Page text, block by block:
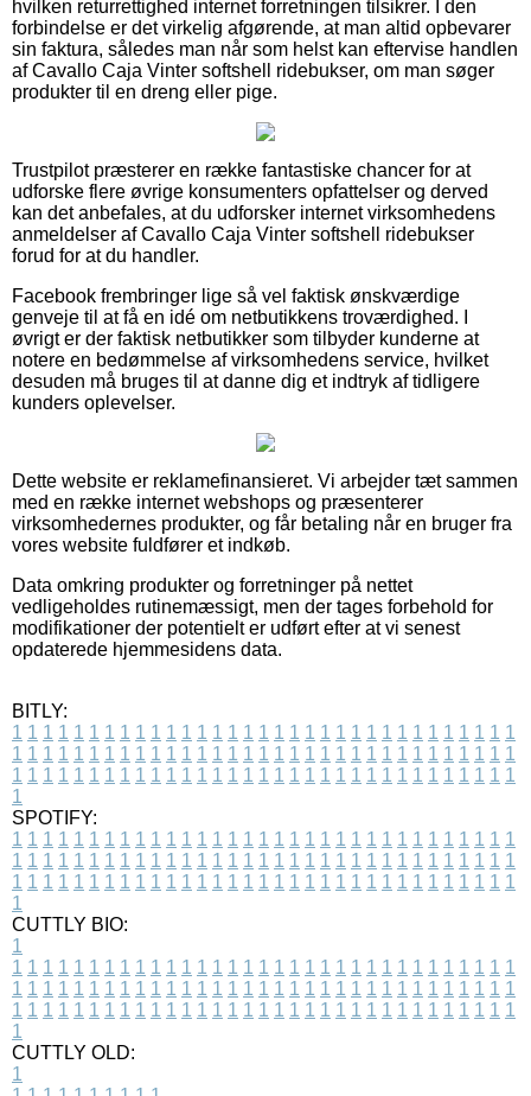
hvilken returrettighed internet forretningen tilsikrer. I den
forbindelse er det virkelig afgørende, at man altid opbevarer
sin faktura, således man når som helst kan eftervise handlen
af Cavallo Caja Vinter softshell ridebukser, om man søger
produkter til en dreng eller pige.
Trustpilot præsterer en række fantastiske chancer for at
udforske flere øvrige konsumenters opfattelser og derved
kan det anbefales, at du udforsker internet virksomhedens
anmeldelser af Cavallo Caja Vinter softshell ridebukser
forud for at du handler.
Facebook frembringer lige så vel faktisk ønskværdige
genveje til at få en idé om netbutikkens troværdighed. I
øvrigt er der faktisk netbutikker som tilbyder kunderne at
notere en bedømmelse af virksomhedens service, hvilket
desuden må bruges til at danne dig et indtryk af tidligere
kunders oplevelser.
Dette website er reklamefinansieret. Vi arbejder tæt sammen
med en række internet webshops og præsenterer
virksomhedernes produkter, og får betaling når en bruger fra
vores website fuldfører et indkøb.
Data omkring produkter og forretninger på nettet
vedligeholdes rutinemæssigt, men der tages forbehold for
modifikationer der potentielt er udført efter at vi senest
opdaterede hjemmesidens data.
BITLY:
1 1 1 1 1 1 1 1 1 1 1 1 1 1 1 1 1 1 1 1 1 1 1 1 1 1 1 1 1 1 1 1 1
1 1 1 1 1 1 1 1 1 1 1 1 1 1 1 1 1 1 1 1 1 1 1 1 1 1 1 1 1 1 1 1 1
1 1 1 1 1 1 1 1 1 1 1 1 1 1 1 1 1 1 1 1 1 1 1 1 1 1 1 1 1 1 1 1 1
1
SPOTIFY:
1 1 1 1 1 1 1 1 1 1 1 1 1 1 1 1 1 1 1 1 1 1 1 1 1 1 1 1 1 1 1 1 1
1 1 1 1 1 1 1 1 1 1 1 1 1 1 1 1 1 1 1 1 1 1 1 1 1 1 1 1 1 1 1 1 1
1 1 1 1 1 1 1 1 1 1 1 1 1 1 1 1 1 1 1 1 1 1 1 1 1 1 1 1 1 1 1 1 1
1
CUTTLY BIO:
1
1 1 1 1 1 1 1 1 1 1 1 1 1 1 1 1 1 1 1 1 1 1 1 1 1 1 1 1 1 1 1 1 1
1 1 1 1 1 1 1 1 1 1 1 1 1 1 1 1 1 1 1 1 1 1 1 1 1 1 1 1 1 1 1 1 1
1 1 1 1 1 1 1 1 1 1 1 1 1 1 1 1 1 1 1 1 1 1 1 1 1 1 1 1 1 1 1 1 1
1
CUTTLY OLD:
1